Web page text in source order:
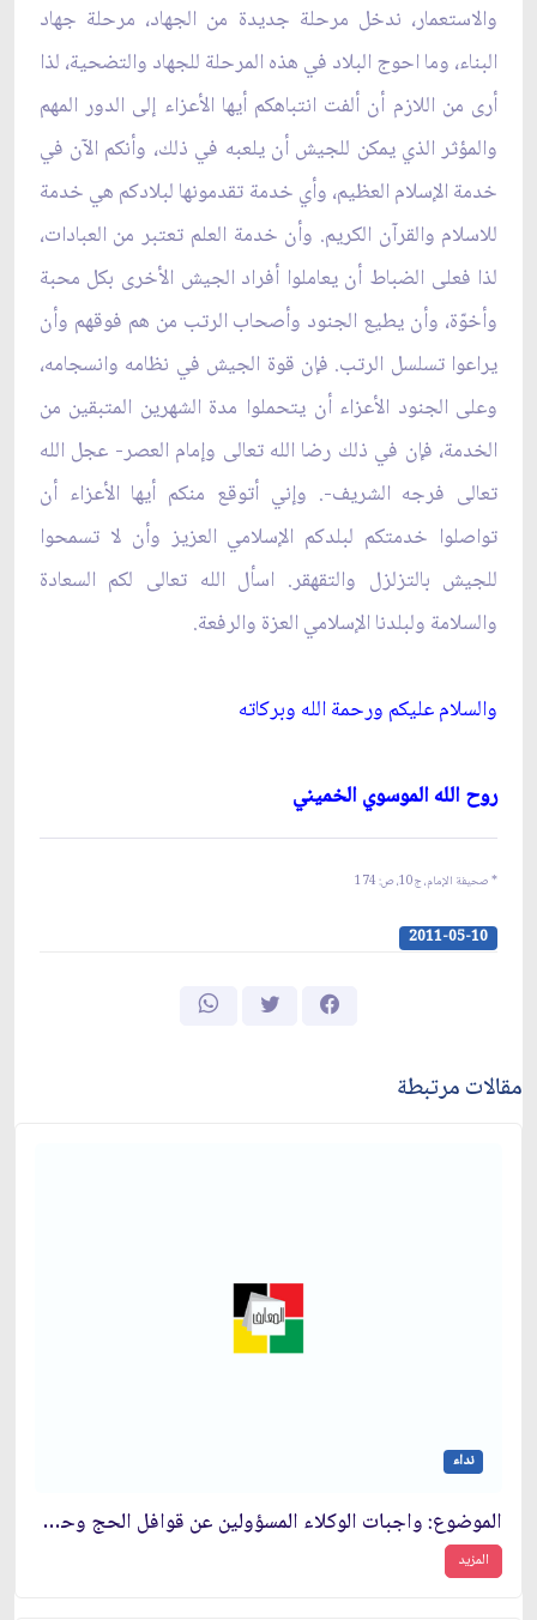
والاستعمار، ندخل مرحلة جديدة من الجهاد، مرحلة جهاد
البناء، وما احوج البلاد في هذه المرحلة للجهاد والتضحية، لذا
أرى من اللازم أن ألفت انتباهكم أيها الأعزاء إلى الدور المهم
والمؤثر الذي يمكن للجيش أن يلعبه في ذلك، وأنكم الآن في
خدمة الإسلام العظيم، وأي خدمة تقدمونها لبلادكم هي خدمة
للاسلام والقرآن الكريم. وأن خدمة العلم تعتبر من العبادات،
لذا فعلى الضباط أن يعاملوا أفراد الجيش الأخرى بكل محبة
وأخوّة، وأن يطيع الجنود وأصحاب الرتب من هم فوقهم وأن
يراعوا تسلسل الرتب. فإن قوة الجيش في نظامه وانسجامه،
وعلى الجنود الأعزاء أن يتحملوا مدة الشهرين المتبقين من
الخدمة، فإن في ذلك رضا الله تعالى وإمام العصر- عجل الله
تعالى فرجه الشريف-. وإني أتوقع منكم أيها الأعزاء أن
تواصلوا خدمتكم لبلدكم الإسلامي العزيز وأن لا تسمحوا
للجيش بالتزلزل والتقهقر. اسأل الله تعالى لكم السعادة
والسلامة ولبلدنا الإسلامي العزة والرفعة.
والسلام عليكم ورحمة الله وبركاته‏
روح الله الموسوي الخميني‏
* صحيفة الإمام، ج‏10، ص: 174
2011-05-10
مقالات مرتبطة
نداء
الموضوع: واجبات الوكلاء المسؤولين عن قوافل الحج وحجاج بيت الله الحرام‏
المزيد